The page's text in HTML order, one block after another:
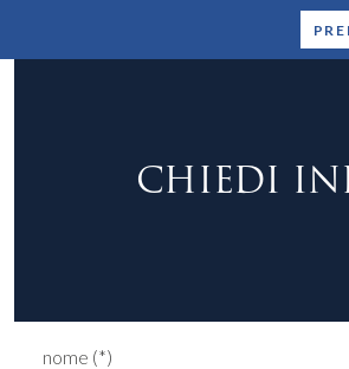
MONTALLEGRO
CHIEDI
nome (*)